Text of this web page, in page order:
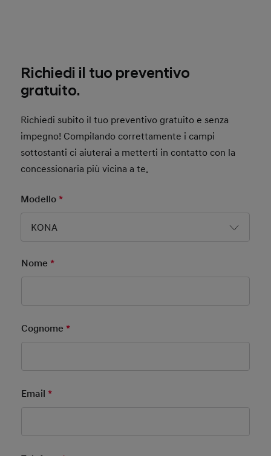
Richiedi il tuo preventivo
gratuito.
Richiedi subito il tuo preventivo gratuito e senza
impegno! Compilando correttamente i campi
sottostanti ci aiuterai a metterti in contatto con la
concessionaria più vicina a te.
Modello*
KONA
Nome *Mandatory Field
Cognome *Mandatory Field
Email *Mandatory Field